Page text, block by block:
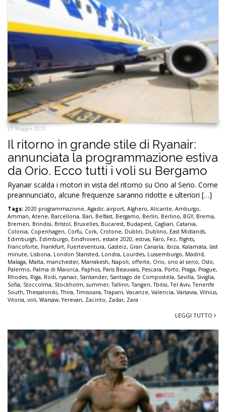
21 Maggio 2020
Il ritorno in grande stile di Ryanair:
annunciata la programmazione estiva
da Orio. Ecco tutti i voli su Bergamo
Ryanair scalda i motori in vista del ritorno su Orio al Serio. Come
preannunciato, alcune frequenze saranno ridotte e ulteriori […]
Tags: 2020 programmazione, Agadir, airport, Alghero, Alicante, Amburgo,
Amman, Atene, Barcellona, Bari, Belfast, Bergamo, Berlin, Berlino, BGY, Brema,
Bremen, Brindisi, Bristol, Bruxelles, Bucarest, Budapest, Cagliari, Catania,
Colonia, Copenhagen, Corfu, Cork, Crotone, Dublin, Dublino, East Midlands,
Edimburgh, Edimburgo, Eindhoven, estate 2020, estiva, Faro, Fez, flights,
Francoforte, Frankfurt, Fuerteventura, Gasteiz, Gran Canaria, Ibiza, Kalamata, last
minute, Lisbona, London Stansted, Londra, Lourdes, Lussemburgo, Madrid,
Malaga, Malta, manchester, Marrakesh, Napoli, offerte, Orio, orio al serio, Oslo,
Palermo, Palma di Maiorca, Paphos, Paris Beauvais, Pescara, Porto, Praga, Prague,
Rhodes, Riga, Rodi, ryanair, Santander, Santiago de Compostela, Sevilla, Siviglia,
Sofia, Stoccolma, Stockholm, summer,Tallinn,Tangeri,Tbilisi,Tel Aviv,Tenerife
South,Thessaloniki,Thira,Timisoara,Trapani, Vacanze, Valencia, Varsavia, Vilnius,
Vitoria, voli, Warsaw,Yerevan, Zacinto, Zadar, Zara
LEGGI TUTTO